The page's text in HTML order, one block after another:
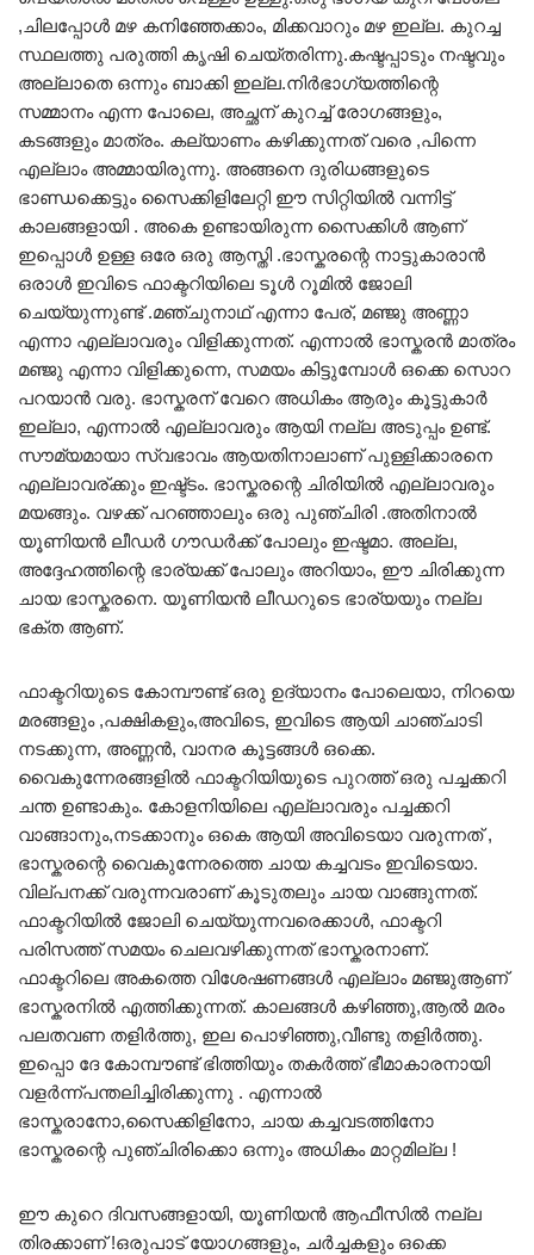
,ചിലപ്പോൾ മഴ കനിഞ്ഞേക്കാം, മിക്കവാറും മഴ ഇല്ല. കുറച്ച
സ്ഥലത്തു പരുത്തി കൃഷി ചെയ്തരിന്നു.കഷ്ടപ്പാടും നഷ്ടവും
അല്ലാതെ ഒന്നും ബാക്കി ഇല്ല.നിർഭാഗ്യത്തിന്റെ
സമ്മാനം എന്ന പോലെ, അച്ഛന് കുറച്ച് രോഗങ്ങളും,
കടങ്ങളും മാത്രം. കല്യാണം കഴിക്കുന്നത് വരെ ,പിന്നെ
എല്ലാം അമ്മായിരുന്നു. അങ്ങനെ ദുരിധങ്ങളുടെ
ഭാണ്ഡക്കെട്ടും സൈക്കിളിലേറ്റി ഈ സിറ്റിയിൽ വന്നിട്ട്
കാലങ്ങളായി . അകെ ഉണ്ടായിരുന്ന സൈക്കിൾ ആണ്
ഇപ്പൊൾ ഉള്ള ഒരേ ഒരു ആസ്തി .ഭാസ്കരന്റെ നാട്ടുകാരാൻ
ഒരാൾ ഇവിടെ ഫാക്ടറിയിലെ ടൂൾ റൂമിൽ ജോലി
ചെയ്യുന്നുണ്ട് .മഞ്ചുനാഥ്‌ എന്നാ പേര്, മഞ്ജു അണ്ണാ
എന്നാ എല്ലാവരും വിളിക്കുന്നത്. എന്നാൽ ഭാസ്കരൻ മാത്രം
മഞ്ജു എന്നാ വിളിക്കുന്നെ, സമയം കിട്ടുമ്പോൾ ഒക്കെ സൊറ
പറയാൻ വരു. ഭാസ്കരന് വേറെ അധികം ആരും കൂട്ടുകാർ
ഇല്ലാ, എന്നാൽ എല്ലാവരും ആയി നല്ല അടുപ്പം ഉണ്ട്.
സൗമ്യമായാ സ്വഭാവം ആയതിനാലാണ് പുള്ളിക്കാരനെ
എല്ലാവര്ക്കും ഇഷ്ട്ടം. ഭാസ്കരന്റെ ചിരിയിൽ എല്ലാവരും
മയങ്ങും. വഴക്ക് പറഞ്ഞാലും ഒരു പുഞ്ചിരി .അതിനാൽ
യൂണിയൻ ലീഡർ ഗൗഡർക്ക് പോലും ഇഷ്ടമാ. അല്ല,
അദ്ദേഹത്തിന്റെ ഭാര്യക്ക് പോലും അറിയാം, ഈ ചിരിക്കുന്ന
ചായ ഭാസ്കരനെ. യൂണിയൻ ലീഡറുടെ ഭാര്യയും നല്ല
ഭക്ത ആണ്.
ഫാക്ടറിയുടെ കോമ്പൗണ്ട് ഒരു ഉദ്യാനം പോലെയാ, നിറയെ
മരങ്ങളും ,പക്ഷികളും,അവിടെ, ഇവിടെ ആയി ചാഞ്ചാടി
നടക്കുന്ന, അണ്ണൻ, വാനര കൂട്ടങ്ങൾ ഒക്കെ.
വൈകുന്നേരങ്ങളിൽ ഫാക്ടറിയിയുടെ പുറത്ത് ഒരു പച്ചക്കറി
ചന്ത ഉണ്ടാകും. കോളനിയിലെ എല്ലാവരും പച്ചക്കറി
വാങ്ങാനും,നടക്കാനും ഒകെ ആയി അവിടെയാ വരുന്നത് ,
ഭാസ്കരന്റെ വൈകുന്നേരത്തെ ചായ കച്ചവടം ഇവിടെയാ.
വില്പനക്ക് വരുന്നവരാണ് കൂടുതലും ചായ വാങ്ങുന്നത്.
ഫാക്ടറിയിൽ ജോലി ചെയ്യുന്നവരെക്കാൾ, ഫാക്ടറി
പരിസത്ത് സമയം ചെലവഴിക്കുന്നത് ഭാസ്കരനാണ്.
ഫാക്ടറിലെ അകത്തെ വിശേഷണങ്ങൾ എല്ലാം മഞ്ജുആണ്
ഭാസ്കരനിൽ എത്തിക്കുന്നത്. കാലങ്ങൾ കഴിഞ്ഞു,ആൽ മരം
പലതവണ തളിർത്തു, ഇല പൊഴിഞ്ഞു,വീണ്ടു തളിർത്തു.
ഇപ്പൊ ദേ കോമ്പൗണ്ട് ഭിത്തിയും തകർത്ത് ഭീമാകാരനായി
വളർന്ന്പന്തലിച്ചിരിക്കുന്നു . എന്നാൽ
ഭാസ്കരാനോ,സൈക്കിളിനോ, ചായ കച്ചവടത്തിനോ
ഭാസ്കരന്റെ പുഞ്ചിരിക്കൊ ഒന്നും അധികം മാറ്റമില്ല !
ഈ കുറെ ദിവസങ്ങളായി, യൂണിയൻ ആഫീസിൽ നല്ല
തിരക്കാണ് !ഒരുപാട് യോഗങ്ങളും, ചർച്ചകളും ഒക്കെ